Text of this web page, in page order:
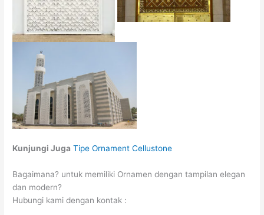
Kunjungi Juga Tipe Ornament Cellustone
Bagaimana? untuk memiliki Ornamen dengan tampilan elegan
dan modern?
Hubungi kami dengan kontak :